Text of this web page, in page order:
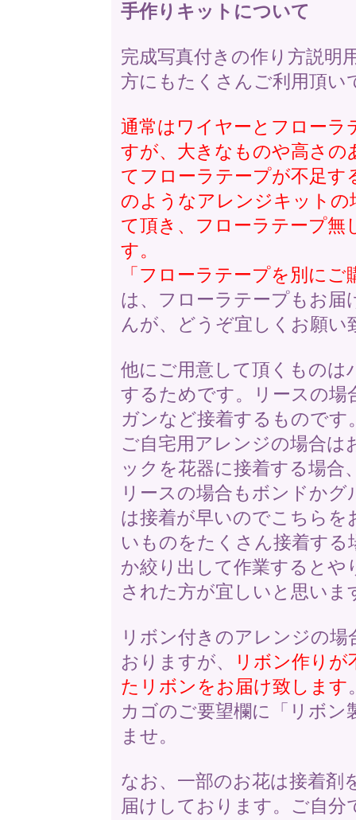
手作りキットについて
完成写真付きの作り方説明
方にもたくさんご利用頂い
通常はワイヤーとフローラ
すが、大きなものや高さ
てフローラテープが不足
のようなアレンジキット
て頂き、フローラテープ
す。
「フローラテープを別にご
は、フローラテープもお届
んが、どうぞ宜しくお願い
他にご用意して頂くもの
するためです。リースの場
ガンなど接着するものです
ご自宅用アレンジの場合は
ックを花器に接着する場
リースの場合もボンドか
は接着が早いのでこちら
いものをたくさん接着す
か絞り出して作業するとや
された方が宜しいと思いま
リボン付きのアレンジの
おりますが、
リボン作りが
たリボンをお届け致します
カゴのご要望欄に「リボン
ませ。
なお、一部のお花は接着剤
届けしております。ご自